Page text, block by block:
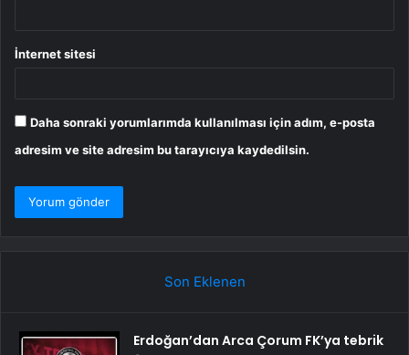
İnternet sitesi
Daha sonraki yorumlarımda kullanılması için adım, e-posta
adresim ve site adresim bu tarayıcıya kaydedilsin.
Son Eklenen
Erdoğan’dan Arca Çorum FK’ya tebrik